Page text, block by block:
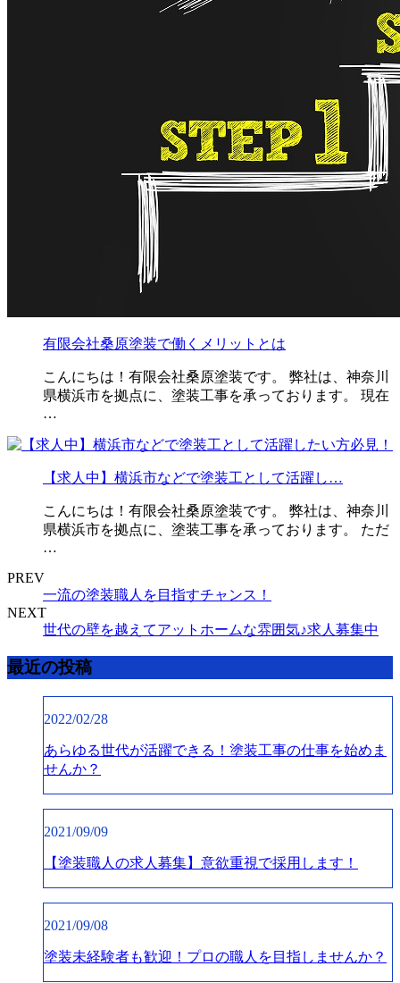
有限会社桑原塗装で働くメリットとは
こんにちは！有限会社桑原塗装です。 弊社は、神奈川
県横浜市を拠点に、塗装工事を承っております。 現在
…
【求人中】横浜市などで塗装工として活躍し…
こんにちは！有限会社桑原塗装です。 弊社は、神奈川
県横浜市を拠点に、塗装工事を承っております。 ただ
…
PREV
一流の塗装職人を目指すチャンス！
NEXT
世代の壁を越えてアットホームな雰囲気♪求人募集中
最近の投稿
2022/02/28
あらゆる世代が活躍できる！塗装工事の仕事を始めま
せんか？
2021/09/09
【塗装職人の求人募集】意欲重視で採用します！
2021/09/08
塗装未経験者も歓迎！プロの職人を目指しませんか？